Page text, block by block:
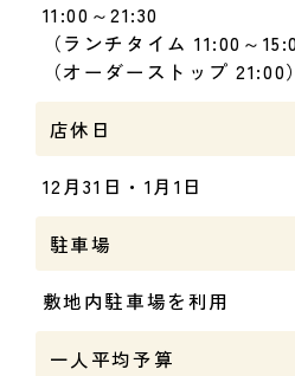
11:00～21:30
（ランチタイム 11:00～
（オーダーストップ 21:00）
店休日
12月31日・1月1日
駐車場
敷地内駐車場を利用
一人平均予算